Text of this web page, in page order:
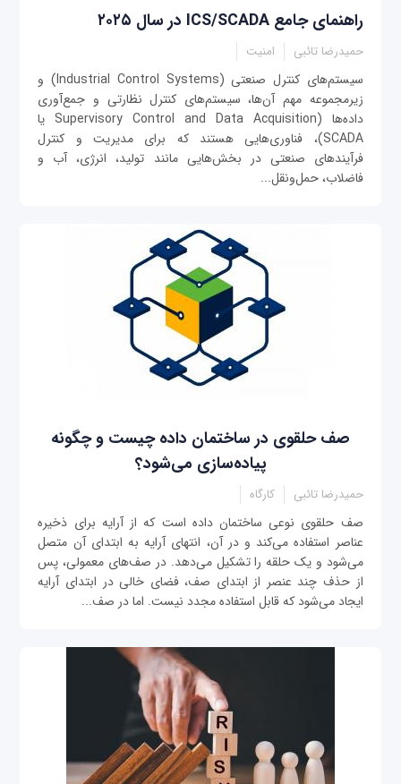
راهنمای جامع ICS/SCADA در سال ۲۰۲۵
حمیدرضا تائبی امنیت
سیستم‌های کنترل صنعتی (Industrial Control Systems) و
زیرمجموعه مهم آن‌ها، سیستم‌های کنترل نظارتی و جمع‌آوری
داده‌ها (Supervisory Control and Data Acquisition یا
SCADA)، فناوری‌هایی هستند که برای مدیریت و کنترل
فرآیندهای صنعتی در بخش‌هایی مانند تولید، انرژی، آب و
فاضلاب، حمل‌ونقل...
صف حلقوی در ساختمان داده چیست و چگونه
پیاده‌سازی می‌شود؟
حمیدرضا تائبی کارگاه
صف حلقوی نوعی ساختمان داده است که از آرایه برای ذخیره
عناصر استفاده می‌کند و در آن، انتهای آرایه به ابتدای آن متصل
می‌شود و یک حلقه را تشکیل می‌دهد. در صف‌های معمولی، پس
از حذف چند عنصر از ابتدای صف، فضای خالی در ابتدای آرایه
ایجاد می‌شود که قابل استفاده مجدد نیست. اما در صف...